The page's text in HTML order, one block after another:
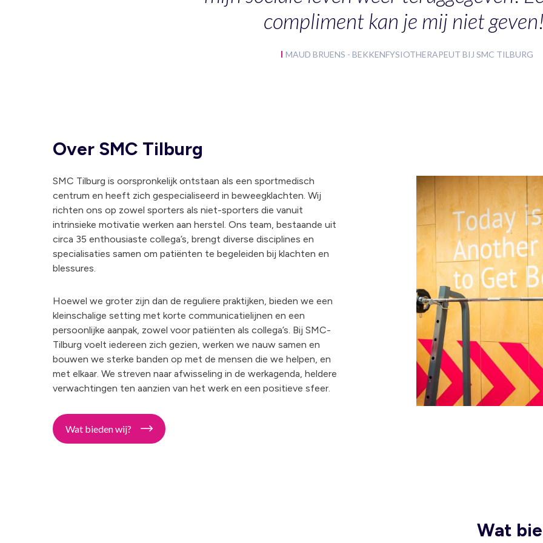
compliment kan je mij niet
MAUD BRUENS - BEKKENFYSIOTHERAPEUT BIJ SMC TILBURG
Over SMC Tilburg
SMC Tilburg is oorspronkelijk ontstaan als een sportmedisch
centrum en heeft zich gespecialiseerd in beweegklachten. Wij
richten ons op zowel sporters als niet-sporters die vanuit
intrinsieke motivatie werken aan herstel. Ons team, bestaande uit
circa 35 enthousiaste collega’s, brengt diverse disciplines en
specialisaties samen om patiënten te begeleiden bij klachten en
blessures.
Hoewel we groter zijn dan de reguliere praktijken, bieden we een
kleinschalige setting met korte communicatielijnen en een
persoonlijke aanpak, zowel voor patiënten als collega’s. Bij SMC-
Tilburg voelt iedereen zich gezien, werken we nauw samen en
bouwen we sterke banden op met de mensen die we helpen, en
met elkaar. We streven naar afwisseling in de werkagenda, heldere
verwachtingen ten aanzien van het werk en een positieve sfeer.
Wat bieden wij?
Wat